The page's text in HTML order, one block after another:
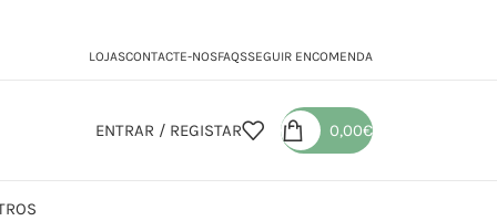
LOJASCONTACTE-NOSFAQSSEGUIR ENCOMENDA
ENTRAR / REGISTAR 0,00€